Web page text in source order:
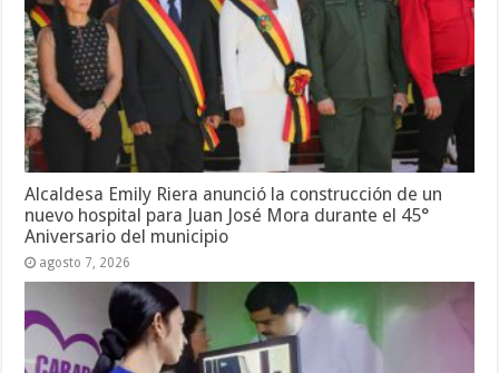
Alcaldesa Emily Riera anunció la construcción de un
nuevo hospital para Juan José Mora durante el 45°
Aniversario del municipio
agosto 7, 2026